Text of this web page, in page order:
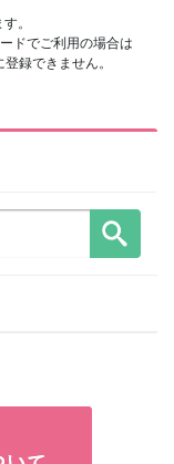
。
ドでご利用の場合は
録できません。